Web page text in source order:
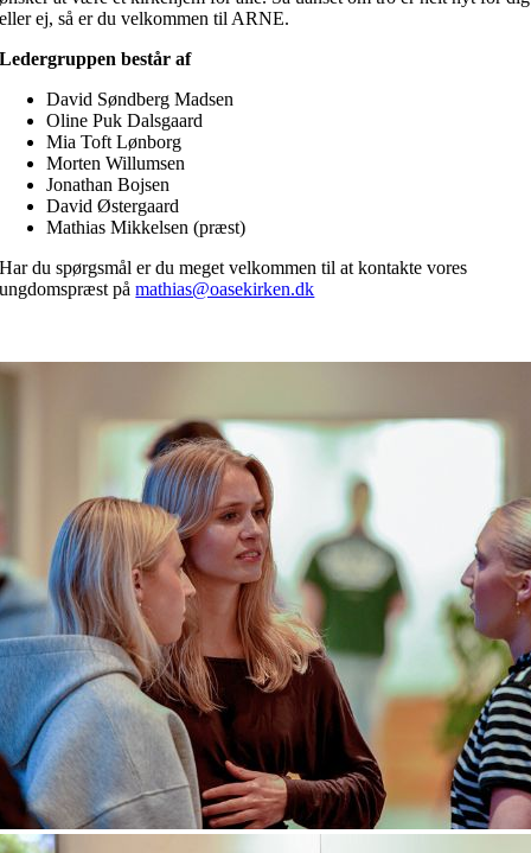
eller ej, så er du velkommen til ARNE.
Ledergruppen består af
David Søndberg Madsen
Oline Puk Dalsgaard
Mia Toft Lønborg
Morten Willumsen
Jonathan Bojsen
David Østergaard
Mathias Mikkelsen (præst)
Har du spørgsmål er du meget velkommen til at kontakte vores
ungdomspræst påmathias@oasekirken.dk